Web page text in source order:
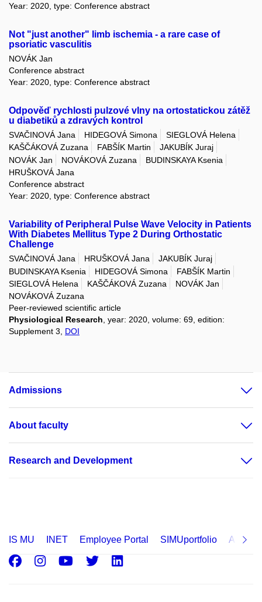
Year: 2020, type: Conference abstract
Not "just another" limb ischemia - a rare case of
psoriatic vasculitis
NOVÁK Jan
Conference abstract
Year: 2020, type: Conference abstract
Odpověď rychlosti pulzové vlny na ortostatickou zátěž
u diabetiků a zdravých kontrol
SVAČINOVÁ Jana HIDEGOVÁ Simona
SIEGLOVÁ Helena
KAŠČÁKOVÁ Zuzana
FABŠÍK Martin
JAKUBÍK Juraj
NOVÁK Jan
NOVÁKOVÁ Zuzana
BUDINSKAYA Ksenia
HRUŠKOVÁ Jana
Conference abstract
Year: 2020, type: Conference abstract
Variability of Peripheral Pulse Wave Velocity in Patients
With Diabetes Mellitus Type 2 During Orthostatic
Challenge
SVAČINOVÁ Jana HRUŠKOVÁ Jana
JAKUBÍK Juraj
BUDINSKAYA Ksenia
HIDEGOVÁ Simona
FABŠÍK Martin
SIEGLOVÁ Helena
KAŠČÁKOVÁ Zuzana
NOVÁK Jan
NOVÁKOVÁ Zuzana
Peer-reviewed scientific article
Physiological Research, year: 2020, volume: 69, edition:
Supplement 3, DOI
Admissions
About faculty
Research and Development
IS MU INET Employee Portal SIMUportfolio
Facebook
Instagram
Youtube
Twitter